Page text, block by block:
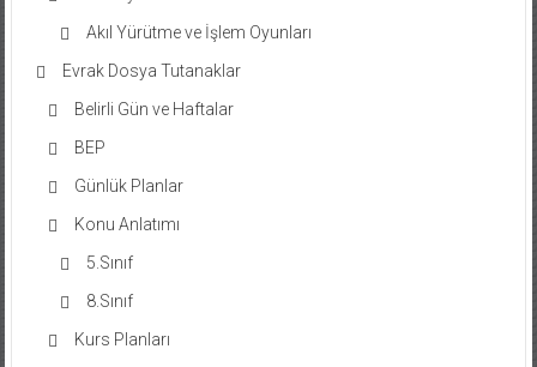
Akıl Yürütme ve İşlem Oyunları
Evrak Dosya Tutanaklar
Belirli Gün ve Haftalar
BEP
Günlük Planlar
Konu Anlatımı
5.Sınıf
8.Sınıf
Kurs Planları